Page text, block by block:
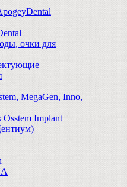
очки для
MegaGen, Inno,
Implant